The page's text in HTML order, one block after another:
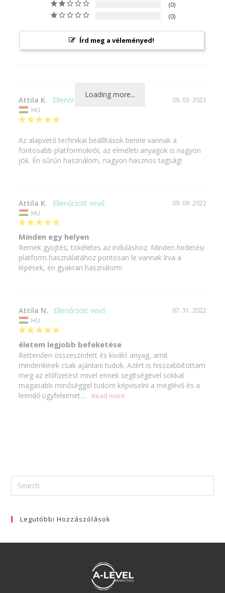
0
0
Írd meg a véleményed!
Loading more...
09. 03. 2023
Attila K.
HU
Az alapvető technikai beállítások benne vannak a
fontosabb platformokról, az elméleti anyagok is nagyon
jók. Én sűrűn használom, nagyon hasznos tagság!
09. 09. 2022
Attila K.
HU
Minden egy helyen
Remek gyüjtés, tökéletes az induláshoz. Minden hirdetési
platform használatához pontosan le vannak írva a
lépések, én gyakran használom!
07. 31. 2022
Attila N.
HU
életem legjobb befeketése
Rettenően összeszedett és kiváló anyag, amit
mindenkinek csak ajánlani tudok. Azért is hisszabbítottam
meg az előfizetést mivel ennek segítségével sokkal
magasabb minőséggel tudom képviselni a meglévő és a
leendő ügyfeleimet....
Legutóbbi Hozzászólások